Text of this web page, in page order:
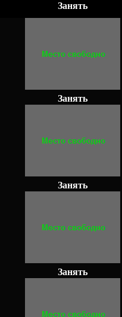
Занять
Занять
Занять
Занять